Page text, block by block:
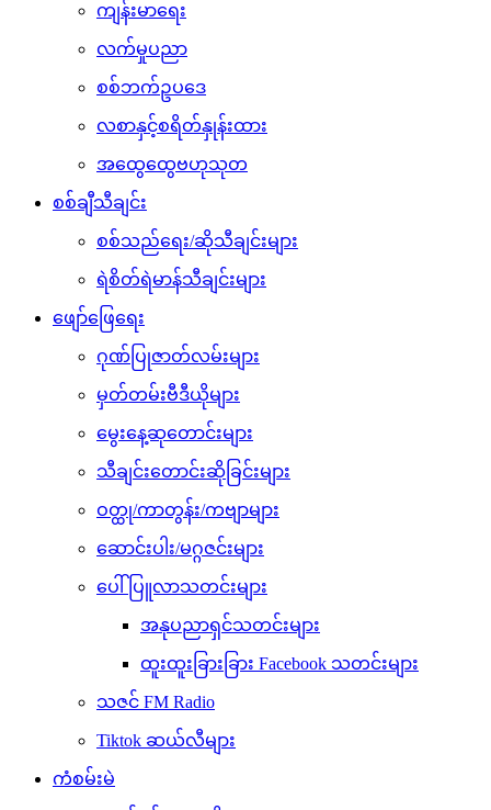
ကျန်းမာရေး
လက်မှုပညာ
စစ်ဘက်ဥပဒေ
လစာနှင့်စရိတ်နှုန်းထား
အထွေထွေဗဟုသုတ
စစ်ချီသီချင်း
စစ်သည်ရေး/ဆိုသီချင်းများ
ရဲစိတ်ရဲမာန်သီချင်းများ
ဖျော်ဖြေရေး
ဂုဏ်ပြုဇာတ်လမ်းများ
မှတ်တမ်းဗီဒီယိုများ
မွေးနေ့ဆုတောင်းများ
သီချင်းတောင်းဆိုခြင်းများ
ဝတ္ထု/ကာတွန်း/ကဗျာများ
ဆောင်းပါး/မဂ္ဂဇင်းများ
ပေါ်ပြူလာသတင်းများ
အနုပညာရှင်သတင်းများ
ထူးထူးခြားခြား Facebook သတင်းများ
သဇင် FM Radio
Tiktok ဆယ်လီများ
ကံစမ်းမဲ